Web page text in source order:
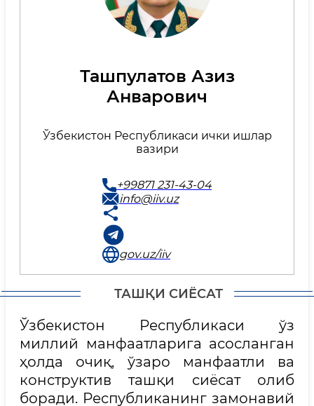
Ташпулатов Азиз
Анварович
Ўзбекистон Республикаси ички ишлар
вазири
+99871 231-43-04
info@iiv.uz
gov.uz/iiv
ТАШҚИ СИЁСАТ
Ўзбекистон Республикаси ўз
миллий манфаатларига асосланган
ҳолда очиқ, ўзаро манфаатли ва
конструктив ташқи сиёсат олиб
боради. Республиканинг замонавий